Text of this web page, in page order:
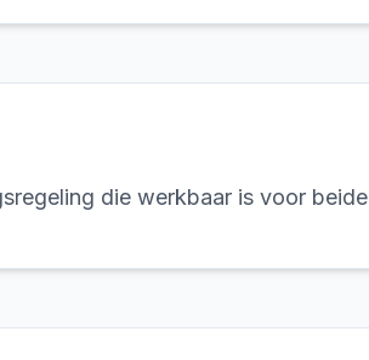
die werkbaar is voor beide